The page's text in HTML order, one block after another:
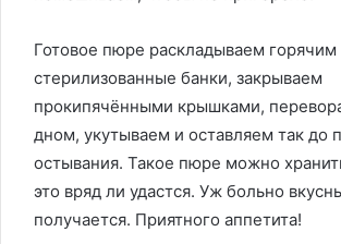
Готовое пюре раскладываем горячим
стерилизованные банки, закрываем
прокипячёнными крышками,
дном, укутываем и оставляем так до
остывания. Такое пюре можно
это вряд ли удастся. Уж больно
получается. Приятного аппетита!